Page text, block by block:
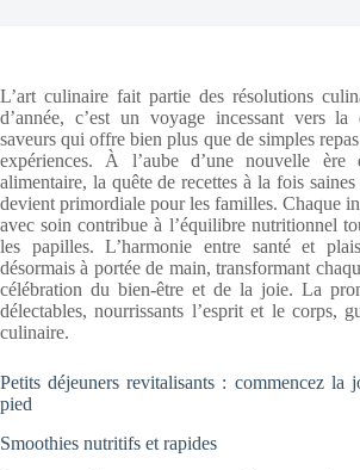
L’art culinaire fait partie des résolutions
d’année, c’est un voyage incessant vers la
saveurs qui offre bien plus que de simples
expériences. À l’aube d’une nouvelle ère
alimentaire, la quête de recettes à la fois saines
devient primordiale pour les familles. Chaque
avec soin contribue à l’équilibre nutritionnel
les papilles. L’harmonie entre santé et
désormais à portée de main, transformant
célébration du bien-être et de la joie. La
délectables, nourrissants l’esprit et le corps,
culinaire.
Petits déjeuners revitalisants : commencez la
pied
Smoothies nutritifs et rapides